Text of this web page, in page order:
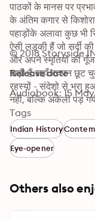
पाठकों के मानस पर
के अंतिम कगार से
पहाड़ोंके अलावा कुछ भी
ऐसी लड़की हैं जो सर्दी
और अपने स्मृतियों की
खड़ी हैं जहाँ बचपन छूट
रहस्यों - संदेशो से भरा
नहीं, बल्कि अकेली पड़
अँधेरे व्यक्तिगत कोनों में
© 2018 Storyside
Release date
Audiobook: 15 May
Tags
Indian History
Eye-opener
Others also